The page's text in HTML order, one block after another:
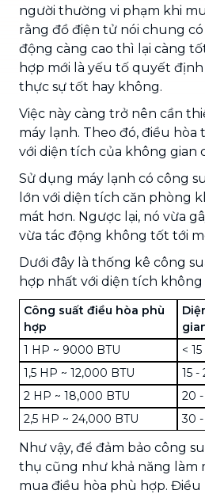
người thường vi phạm khi
rằng đồ điện tử nói chung
động càng cao thì lại càng
hợp mới là yếu tố quyết
thực sự tốt hay không.
Việc này càng trở nên cần
máy lạnh. Theo đó, điều
với diện tích của không gian
Sử dụng máy lạnh có công
lớn với diện tích căn phòng
mát hơn. Ngược lại, nó vừa
vừa tác động không tốt tới
Dưới đây là thống kê công
hợp nhất với diện tích không
Công suất điều hòa phù
hợp
1 HP ~ 9000 BTU
<
1,5 HP ~ 12,000 BTU
15 -
2 HP ~ 18,000 BTU
20
2,5 HP ~ 24,000 BTU
30
Như vậy, để đảm bảo công
thụ cũng như khả năng làm
mua điều hòa phù hợp. Điều